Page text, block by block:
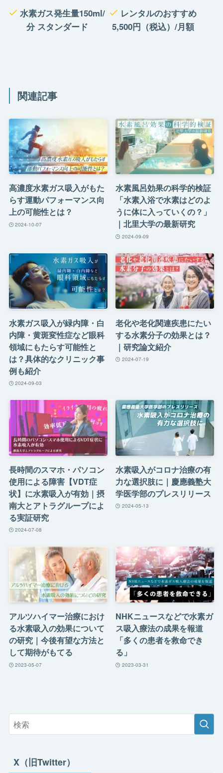
水素ガス発生量150ml/
分 スタンダード
レンタルのおすすめ
5,500円（税込）/月額
関連記事
高濃度水素ガス吸入がもた
らす運動パフォーマンス向
上の可能性とは？
2024-10-07
水素風呂効果の科学的検証
「水素入浴で水素はどのよ
うに体に入っていくの？」
｜北里大学の最新研究
2024-09-09
水素ガス吸入が緑内障・白
内障・黄斑変性症など眼科
領域にもたらす可能性と
は？具体的なクリニック事
例も紹介
2024-09-03
老化や老化関連疾患にたい
する水素分子の効果とは？
｜研究論文紹介
2024-07-19
長時間のスマホ・パソコン
使用による障害【VDT症
状】に水素吸入が有効｜摂
南大とアトラグループによ
る実証研究
2024-07-08
水素吸入がコロナ治療の有
力な選択肢に｜慶應義塾大
学医学部のプレスリリース
2024-05-13
アルツハイマー治療におけ
る水素吸入の効果について
の研究｜今後有望な方法と
して期待がもてる
2023-05-07
NHKニュースなどで水素ガ
ス吸入療法の成果を報道
「多くの患者を救命でき
る」
2023-03-31
X（旧Twitter）